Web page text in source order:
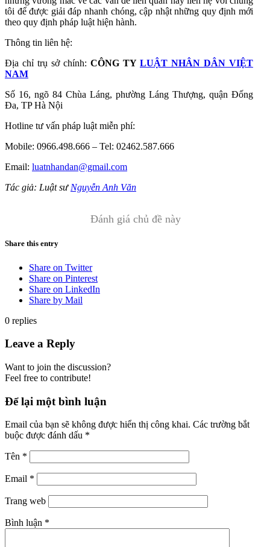
tôi để được giải đáp nhanh chóng, cập nhật những quy định mới
theo quy định pháp luật hiện hành.
Thông tin liên hệ:
Địa chỉ trụ sở chính: CÔNG TY LUẬT NHÂN DÂN VIỆT
NAM
Số 16, ngõ 84 Chùa Láng, phường Láng Thượng, quận Đống
Đa, TP Hà Nội
Hotline tư vấn pháp luật miễn phí:
Mobile: 0966.498.666 – Tel: 02462.587.666
Email: luatnhandan@gmail.com
Tác giả: Luật sư Nguyễn Anh Văn
Đánh giá chủ đề này
Share this entry
Share on Twitter
Share on Pinterest
Share on LinkedIn
Share by Mail
0 replies
Leave a Reply
Want to join the discussion?
Feel free to contribute!
Để lại một bình luận
Email của bạn sẽ không được hiển thị công khai. Các trường bắt
buộc được đánh dấu *
Tên *
Email *
Trang web
Bình luận *